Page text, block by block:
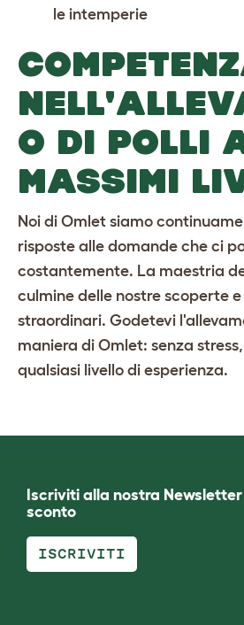
le intemperie
O DI POLLI
MASSIMI
Noi di Omlet siamo
risposte alle domande che ci
costantemente. La maestria
culmine delle nostre scoperte
straordinari. Godetevi
maniera di Omlet: senza
qualsiasi livello di esperienza.
Iscriviti alla nostra Newsletter
sconto
ISCRIVITI